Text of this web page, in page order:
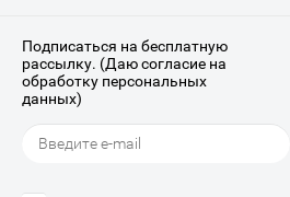
Подписаться на бесплатную
рассылку. (Даю согласие на
обработку персональных
данных)